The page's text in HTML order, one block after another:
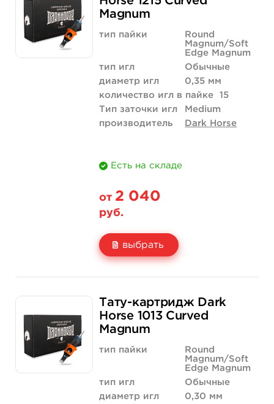
Количество купить
Magnum
тип пайки
Round
Magnum/Soft
Edge Magnum
тип игл
Обычные
диаметр игл
0,35 мм
количество игл в пайке
15
Тип заточки игл
Medium
производитель
Dark Horse
Есть на складе
от 2 040
руб.
выбрать
Количество
2 040 руб.
купить
Тату-картридж Dark
Horse 1013 Curved
Magnum
тип пайки
Round
Magnum/Soft
Edge Magnum
тип игл
Обычные
диаметр игл
0,30 мм